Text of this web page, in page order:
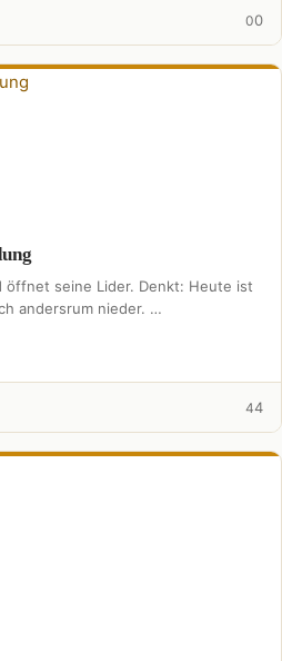
00
öffnet seine Lider. Denkt: Heute ist
andersrum nieder. …
44